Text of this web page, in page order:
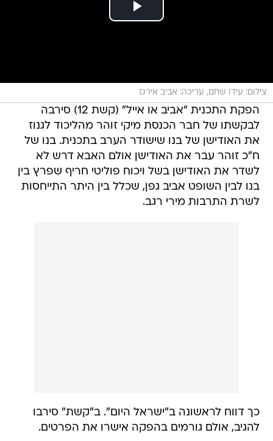
צילום: עידו שחם, עריכה: אביב אירגז
הפקת התכנית "אביב או אייל" (קשת 12) סירבה
לבקשתו של חבר הכנסת מיקי זוהר מהליכוד לגנוז
את האודישן של בנו שישודר הערב בתכנית. בנו של
ח"כ זוהר עבר את האודישן אולם האבא דרש לא
לשדר את האודישן בשל ויכוח פוליטי חריף שפרץ בין
בנו לבין השופט אביב גפן, שכלל בין היתר התייחסות
לשרת התרבות מירי רגב.
כך דווח לראשונה ב"ישראל היום". ב"קשת" סירבו
להגיב, אולם גורמים בהפקה אישרו את הפרטים.